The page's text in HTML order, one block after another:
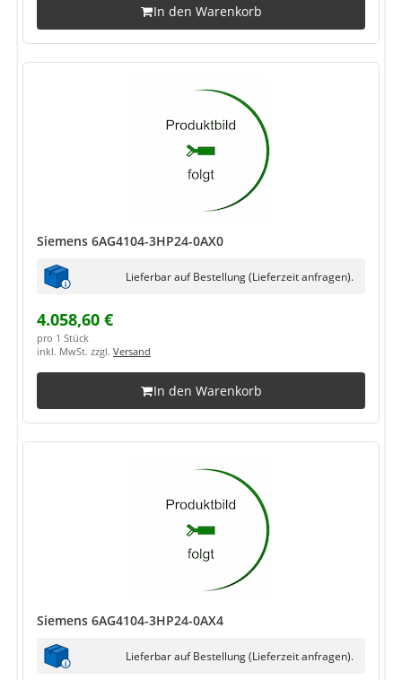
In den Warenkorb
Siemens 6AG4104-3HP24-0AX0
Lieferbar auf Bestellung (Lieferzeit anfragen).
4.058,60 €
pro 1 Stück
inkl. MwSt. zzgl. Versand
In den Warenkorb
Siemens 6AG4104-3HP24-0AX4
Lieferbar auf Bestellung (Lieferzeit anfragen).